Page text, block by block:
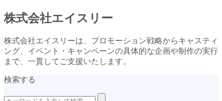
株式会社エイスリー
株式会社エイスリーは、プロモーション戦略からキャスティ
ング、イベント・キャンペーンの具体的な企画や制作の実行
まで、一貫してご支援いたします。
検索する